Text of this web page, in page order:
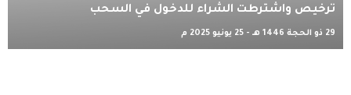
ترخيص واشترطت الشراء للدخول في السحب
29 ذو الحجة 1446 هـ - 25 يونيو 2025 م